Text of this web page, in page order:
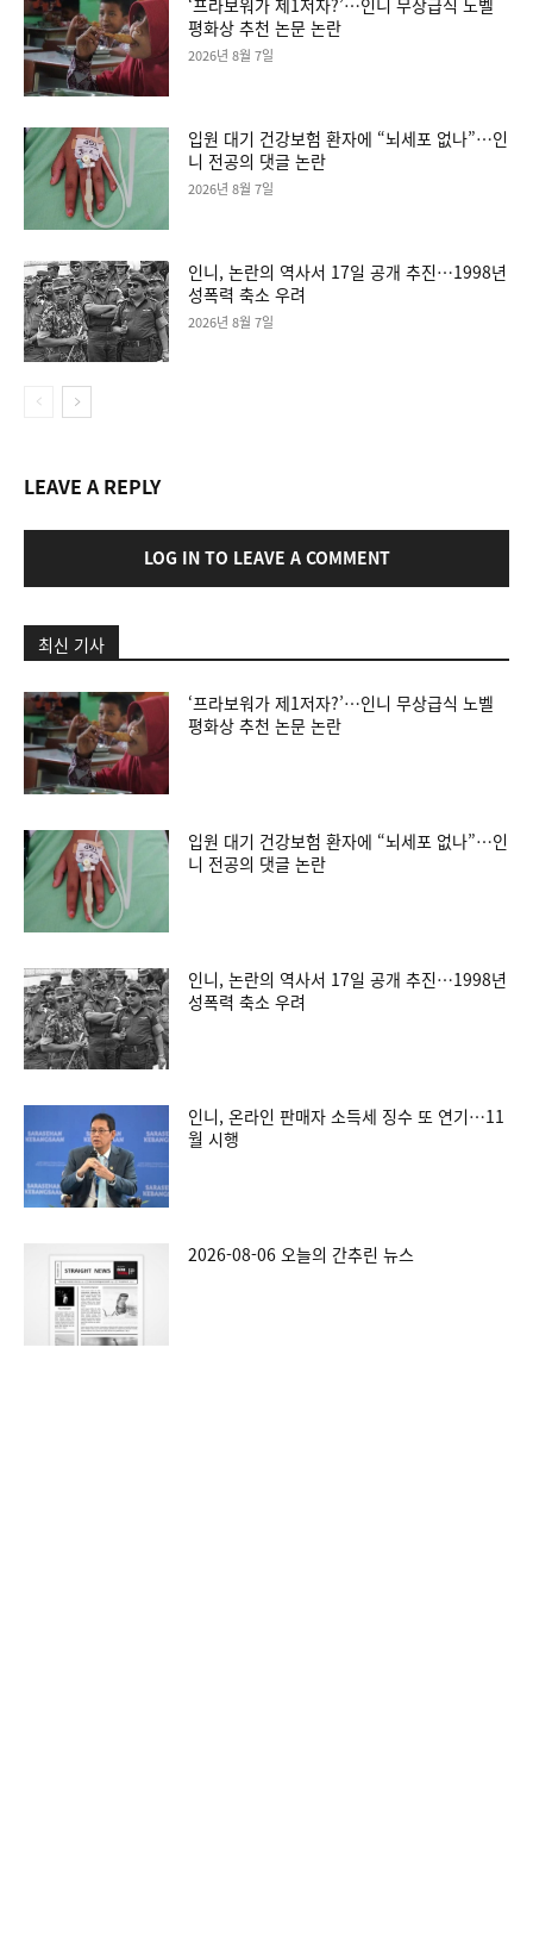
‘프라보워가 제1저자?’…인니 무상급식 노벨
평화상 추천 논문 논란
2026년 8월 7일
입원 대기 건강보험 환자에 “뇌세포 없나”…인
니 전공의 댓글 논란
2026년 8월 7일
인니, 논란의 역사서 17일 공개 추진…1998년
성폭력 축소 우려
2026년 8월 7일
LEAVE A REPLY
LOG IN TO LEAVE A COMMENT
최신 기사
‘프라보워가 제1저자?’…인니 무상급식 노벨
평화상 추천 논문 논란
입원 대기 건강보험 환자에 “뇌세포 없나”…인
니 전공의 댓글 논란
인니, 논란의 역사서 17일 공개 추진…1998년
성폭력 축소 우려
인니, 온라인 판매자 소득세 징수 또 연기…11
월 시행
2026-08-06 오늘의 간추린 뉴스